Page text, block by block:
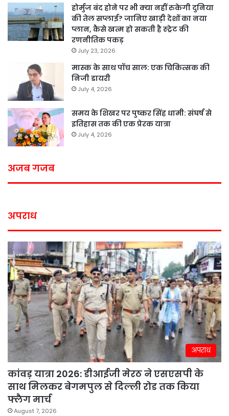
होर्मुज बंद होने पर भी क्या नहीं रुकेगी दुनिया
की तेल सप्लाई? जानिए खाड़ी देशों का नया
प्लान, कैसे खत्म हो सकती है स्ट्रेट की
रणनीतिक पकड़
July 23, 2026
मास्क के साथ पॉच साल: एक चिकित्सक की
निजी डायरी
July 4, 2026
समय के शिखर पर पुष्कर सिंह धामी: संघर्ष से
इतिहास तक की एक प्रेरक यात्रा
July 4, 2026
अजब गजब
अपराध
अपराध
कांवड़ यात्रा 2026: डीआईजी मेरठ ने एसएसपी के
साथ मिलकर बेगमपुल से दिल्ली रोड तक किया
फ्लैग मार्च
August 7, 2026